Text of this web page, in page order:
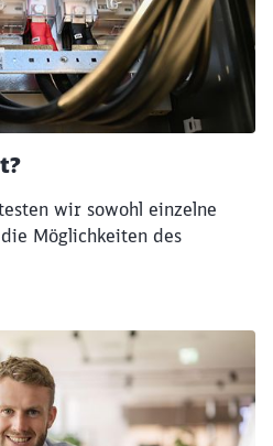
wir sowohl einzelne
Möglichkeiten des